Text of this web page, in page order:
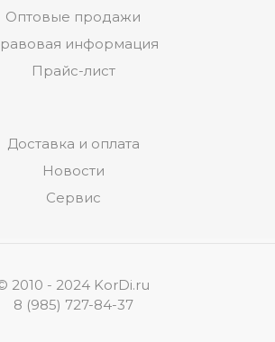
Оптовые продажи
информация
Прайс-лист
Доставка и оплата
Новости
Сервис
2010 - 2024 KorDi.ru
8 (985) 727-84-37